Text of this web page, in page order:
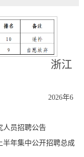
6年6
人员招聘公告
半年集中公开招聘总成